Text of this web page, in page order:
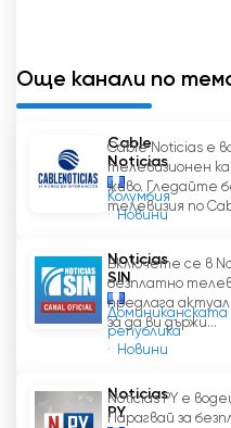
Още канали по
Cable
Noticias
Колумбия
Новини
Cable Noticias е
телевизионен
живо. Гледайте
телевизия по
Noticias
SIN
Доминиканската
република
Новини
Включете се в
безплатно
предлага
за да ви държи...
Noticias
PY
Noticias PY е
Парагвай за